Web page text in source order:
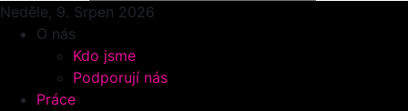
Neděle, 9. Srpen 2026
O nás
Kdo jsme
Podporují nás
Práce